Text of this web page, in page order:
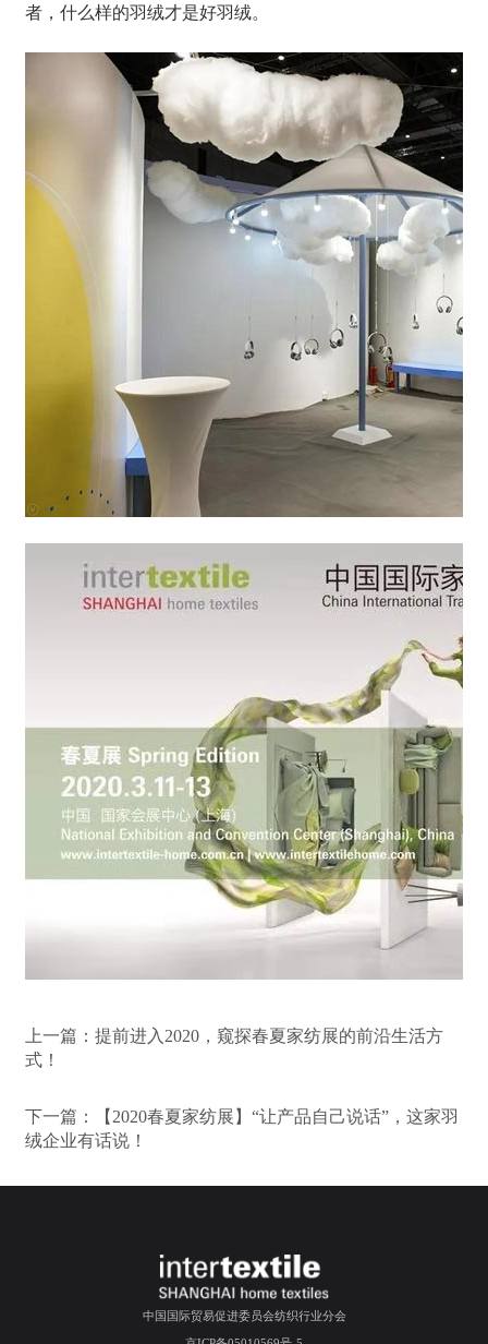
者，什么样的羽绒才是好羽绒。
上一篇： 提前进入2020，窥探春夏家纺展的前沿生活方
式！
下一篇：
【2020春夏家纺展】“让产品自己说话”，这家羽
绒企业有话说！
中国国际贸易促进委员会纺织行业分会